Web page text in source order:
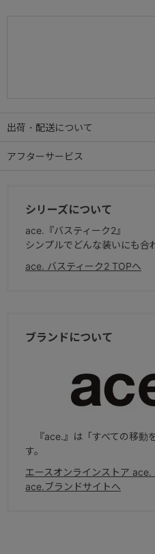
出荷・配送について
アフターサービス
シリーズについて
ace.『バスティーク2』
シンプルでどんな装いにも合
ace. バスティーク2 TOPへ
ブランドについて
『ace.』は「すべての移動
す。
エースオンラインストア ace.
ace.ブランドサイトへ